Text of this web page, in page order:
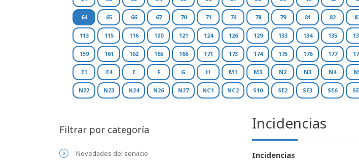
64 65 66 67 70 71 74 78 79 81 82
113 115 116 120 121 124 126 129 133 134 135
159 161 162 165 166 171 173 174 175 176 177
E1 E4 E F G H M1 M3 N2 N3 N4
N22 N23 N24 N26 N27 NC1 NC2 S10 SE2 SE3 SE6
Filtrar por categoría
Novedades del servicio
Incidencias
Incidencias